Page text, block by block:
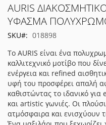
Μετάβαση
στην
αρχή
της
εικόνων
AURIS
ΥΦΑΣΜΑ
SKU
018898
Το AURIS είναι ένα
καλλιτεχνικό μοτίβο που
ενέργεια και refined
υφή του προσφέρει απαλή
καθιστώντας το ιδανικό
και artistic γωνιές. Οι
ατμόσφαιρα και ενισχύουν